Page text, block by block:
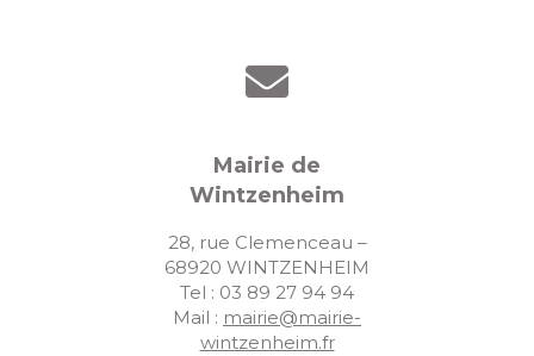
Mairie de
Wintzenheim
28, rue Clemenceau –
68920 WINTZENHEIM
Tel : 03 89 27 94 94
Mail : mairie@mairie-
wintzenheim.fr